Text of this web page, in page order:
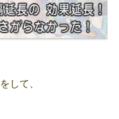
をして、